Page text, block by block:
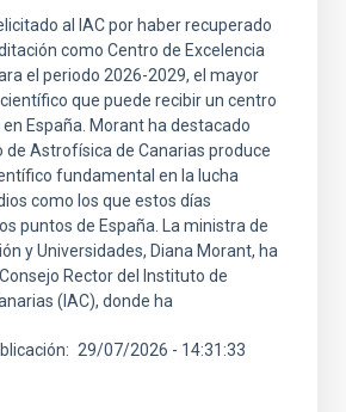
al IAC por haber recuperado
como Centro de Excelencia
el periodo 2026-2029, el mayor
que puede recibir un centro
España. Morant ha destacado
de Astrofísica de Canarias produce
fundamental en la lucha
como los que estos días
puntos de España. La ministra de
y Universidades, Diana Morant, ha
Rector del Instituto de
(IAC), donde ha
29/07/2026 - 14:31:33